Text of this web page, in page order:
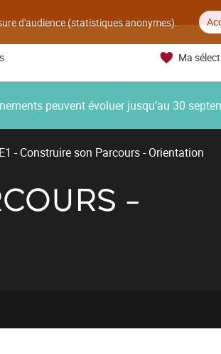
d'audience (statistiques anonymes).
Ma
peuvent évoluer jusqu’au 30
- Construire son Parcours - Orientation
-